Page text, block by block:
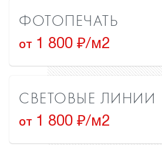
ФОТОПЕЧАТЬ
от 1 800 ₽/м2
СВЕТОВЫЕ ЛИНИИ
от 1 800 ₽/м2